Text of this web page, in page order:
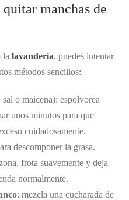
manchas de
la lavandería, puedes intentar
métodos sencillos:
sal o maicena): espolvorea
unos minutos para que
cuidadosamente.
descomponer la grasa.
frota suavemente y deja
normalmente.
: mezcla una cucharada de